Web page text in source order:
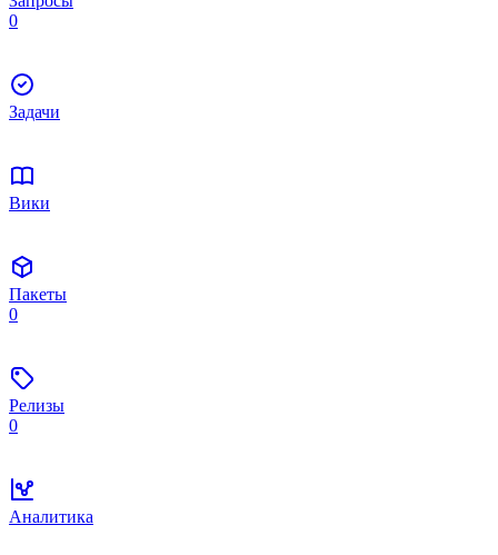
0
Задачи
Вики
Пакеты
0
Релизы
0
Аналитика